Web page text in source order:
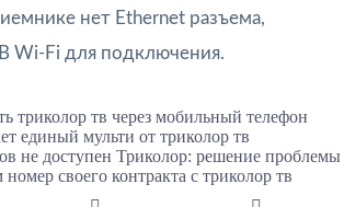
нет Ethernet разъема,
Wi-Fi для подключения.
триколор тв через мобильный телефон
единый мульти от триколор тв
не доступен Триколор: решение проблемы
своего контракта с триколор тв